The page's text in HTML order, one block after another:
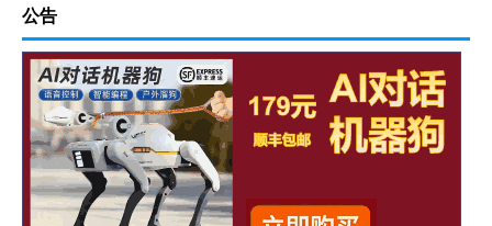
公告